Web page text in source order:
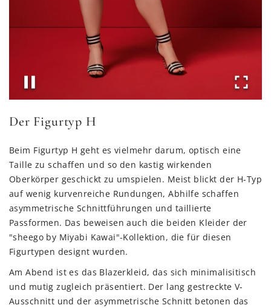
Der Figurtyp H
Beim Figurtyp H geht es vielmehr darum, optisch eine
Taille zu schaffen und so den kastig wirkenden
Oberkörper geschickt zu umspielen. Meist blickt der H-Typ
auf wenig kurvenreiche Rundungen, Abhilfe schaffen
asymmetrische Schnittführungen und taillierte
Passformen. Das beweisen auch die beiden Kleider der
"sheego by Miyabi Kawai"-Kollektion, die für diesen
Figurtypen designt wurden.
Am Abend ist es das Blazerkleid, das sich minimalisitisch
und mutig zugleich präsentiert. Der lang gestreckte V-
Ausschnitt und der asymmetrische Schnitt betonen das